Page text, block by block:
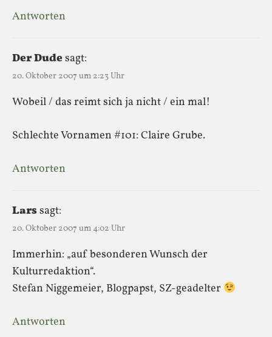
Antworten
Der Dudesagt:
20. Oktober 2007 um 2:23 Uhr
Wobeil / das reimt sich ja nicht / ein mal!
Schlechte Vornamen #101: Claire Grube.
Antworten
Larssagt:
20. Oktober 2007 um 4:02 Uhr
Immerhin: „auf besonderen Wunsch der
Kulturredaktion“.
Stefan Niggemeier, Blogpapst, SZ-geadelter
Antworten